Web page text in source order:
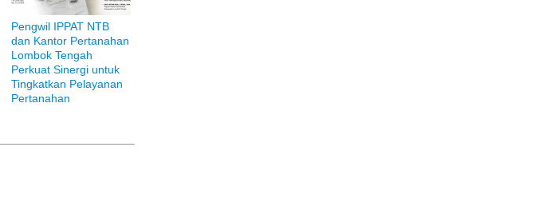
Pengwil IPPAT NTB
dan Kantor Pertanahan
Lombok Tengah
Perkuat Sinergi untuk
Tingkatkan Pelayanan
Pertanahan